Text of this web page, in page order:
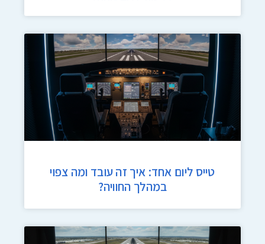
טייס ליום אחד: איך זה עובד ומה צפוי
במהלך החוויה?